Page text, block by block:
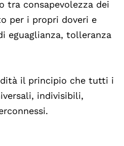
tra consapevolezza dei
per i propri doveri e
eguaglianza, tolleranza
il principio che tutti i
indivisibili,